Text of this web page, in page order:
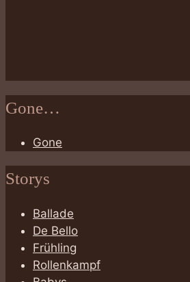
Gone…
Gone
Storys
Ballade
De Bello
Frühling
Rollenkampf